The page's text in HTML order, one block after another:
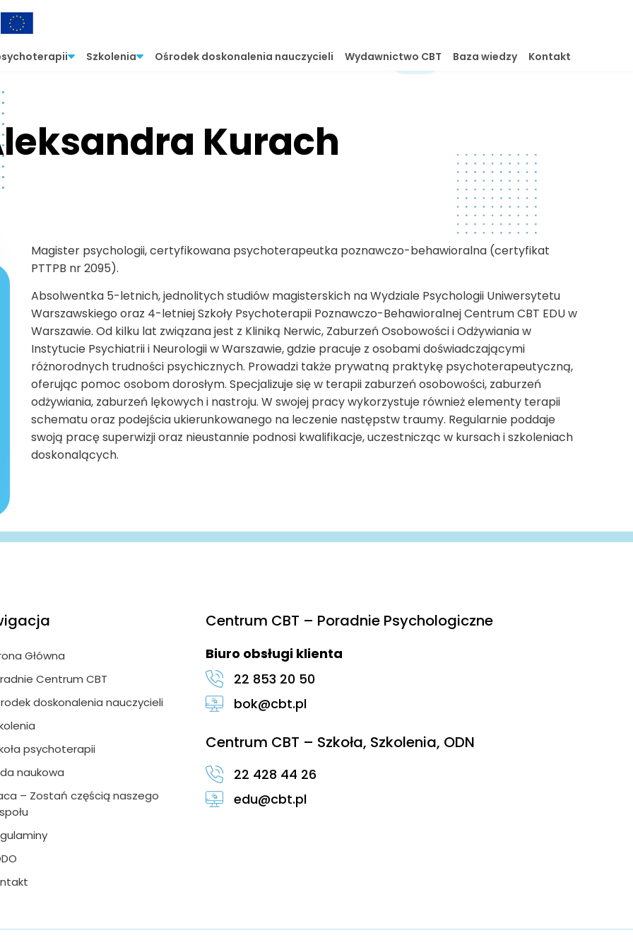
Szkolenia Ośrodek doskonalenia nauczycieli Wydawnictwo CBT Baza wiedzy Kontakt
Kurach
Magister psychologii, certyfikowana psychoterapeutka poznawczo-behawioralna (certyfikat
PTTPB nr 2095).
Absolwentka 5-letnich, jednolitych studiów magisterskich na Wydziale Psychologii Uniwersytetu
Warszawskiego oraz 4-letniej Szkoły Psychoterapii Poznawczo-Behawioralnej Centrum CBT EDU w
Warszawie. Od kilku lat związana jest z Kliniką Nerwic, Zaburzeń Osobowości i Odżywiania w
Instytucie Psychiatrii i Neurologii w Warszawie, gdzie pracuje z osobami doświadczającymi
różnorodnych trudności psychicznych. Prowadzi także prywatną praktykę psychoterapeutyczną,
oferując pomoc osobom dorosłym. Specjalizuje się w terapii zaburzeń osobowości, zaburzeń
odżywiania, zaburzeń lękowych i nastroju. W swojej pracy wykorzystuje również elementy terapii
schematu oraz podejścia ukierunkowanego na leczenie następstw traumy. Regularnie poddaje
swoją pracę superwizji oraz nieustannie podnosi kwalifikacje, uczestnicząc w kursach i szkoleniach
doskonalących.
Główna
Centrum CBT
doskonalenia nauczycieli
psychoterapii
naukowa
– Zostań częścią naszego
Centrum CBT – Poradnie Psychologiczne
Biuro obsługi klienta
22 853 20 50
bok@cbt.pl
Centrum CBT – Szkoła, Szkolenia, ODN
22 428 44 26
edu@cbt.pl